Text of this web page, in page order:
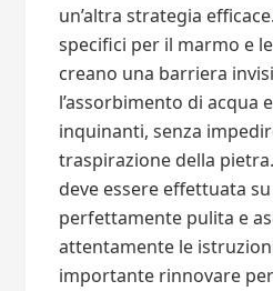
un’altra strategia
specifici per il marmo e
creano una barriera
l’assorbimento di acqua
inquinanti, senza
traspirazione della pietra.
deve essere effettuata
perfettamente pulita e
attentamente le
importante rinnovare